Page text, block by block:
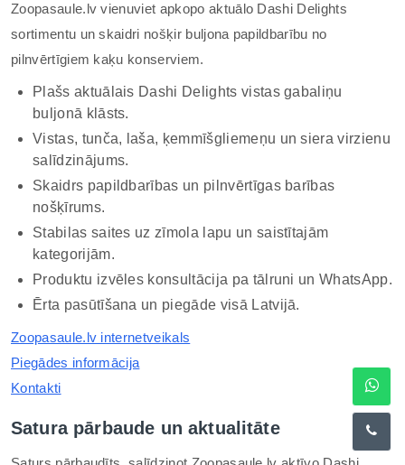
Zoopasaule.lv vienuviet apkopo aktuālo Dashi Delights
sortimentu un skaidri nošķir buljona papildbarību no
pilnvērtīgiem kaķu konserviem.
Plašs aktuālais Dashi Delights vistas gabaliņu
buljonā klāsts.
Vistas, tunča, laša, ķemmīšgliemeņu un siera virzienu
salīdzinājums.
Skaidrs papildbarības un pilnvērtīgas barības
nošķīrums.
Stabilas saites uz zīmola lapu un saistītajām
kategorijām.
Produktu izvēles konsultācija pa tālruni un WhatsApp.
Ērta pasūtīšana un piegāde visā Latvijā.
Zoopasaule.lv internetveikals
Piegādes informācija
Kontakti
Satura pārbaude un aktualitāte